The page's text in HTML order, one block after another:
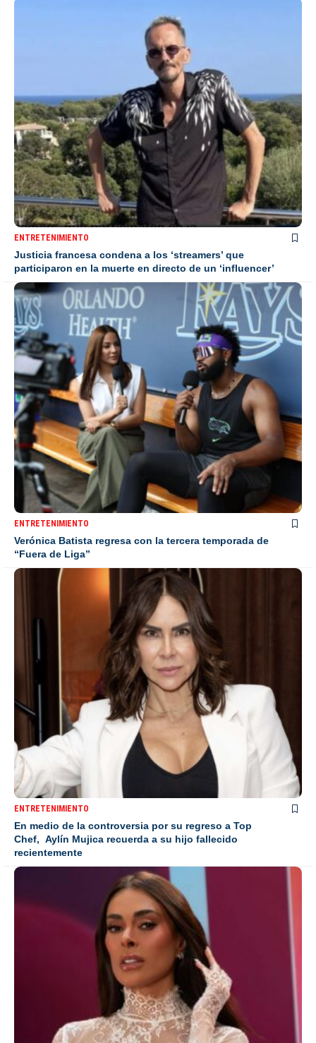
ENTRETENIMIENTO
Justicia francesa condena a los ‘streamers’ que
participaron en la muerte en directo de un ‘influencer’
ENTRETENIMIENTO
Verónica Batista regresa con la tercera temporada de
“Fuera de Liga”
ENTRETENIMIENTO
En medio de la controversia por su regreso a Top
Chef, Aylín Mujica recuerda a su hijo fallecido
recientemente